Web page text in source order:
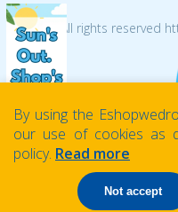
© 2026 All rights reserved
By using the
our use of cookies as
policy. Read more
Not accept